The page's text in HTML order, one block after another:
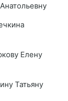
Елену
Татьяну